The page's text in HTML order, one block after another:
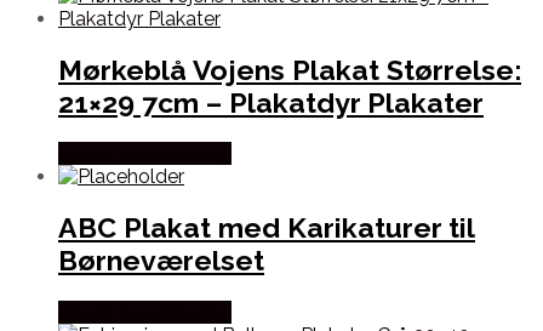
Mørkeblå Vojens Plakat Størrelse:
21×29 7cm – Plakatdyr Plakater
ABC Plakat med Karikaturer til
Børneværelset